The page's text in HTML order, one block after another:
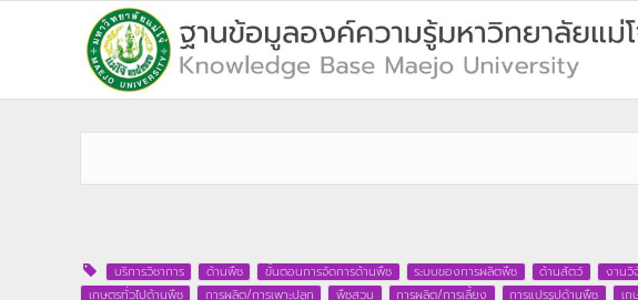
บริการวิชาการ ด้านพืช ขั้นตอนการจัดการด้านพืช ระบบของการผลิตพืช ด้านสัตว์ งานวิ
เกษตรทั่วไปด้านพืช
การผลิต/การเพาะปลูก พืชสวน การผลิต/การเลี้ยง การแปรรูปด้านพืช เก